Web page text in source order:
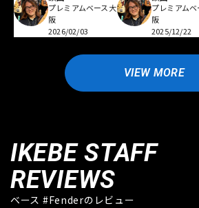
プレミアムベース大
阪
2026/02/03
プレミアム
阪
2025/12/22
VIEW MORE
IKEBE STAFF
REVIEWS
ベース #Fenderのレビュー